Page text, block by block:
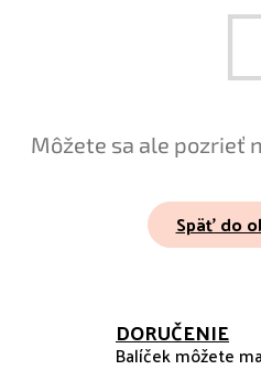
Môžete sa ale pozrieť
Späť do
DORUČENIE
Balíček môžete